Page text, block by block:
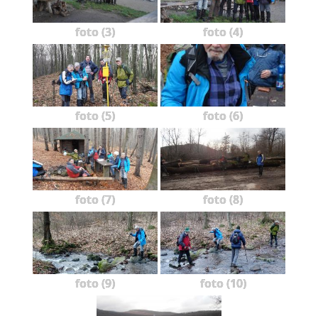
foto (3) foto (4)
foto (5) foto (6)
foto (7) foto (8)
foto (9) foto (10)